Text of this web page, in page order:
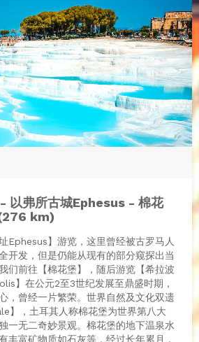
以弗所古城Ephesus - 棉花
km)
Ephesus】游览，这里曾经被古罗马人
开发，但是仍能从现有的部分窥探出当
们前往【棉花堡】，随后游览【希拉波
】在公元2至3世纪发展至鼎盛时期，
，曾经一片繁荣。世界自然及文化双遗
】，土耳其人称棉花堡为世界第八大
一无二奇妙景观。棉花堡的地下温泉水
丰富矿物质如石灰等，经过长年累月，